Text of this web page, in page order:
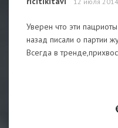
Уверен что эти
назад писали о партии
Всегда в